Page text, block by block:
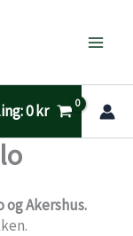
0kr
Akershus.